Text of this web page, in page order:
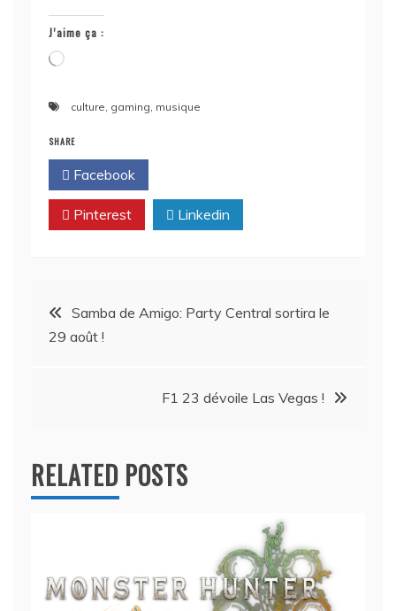
J’aime ça :
Chargement…
culture, gaming, musique
SHARE
Facebook
Pinterest Linkedin
Navigation
de
Samba de Amigo: Party Central sortira le
29 août !
F1 23 dévoile Las Vegas !
RELATED POSTS